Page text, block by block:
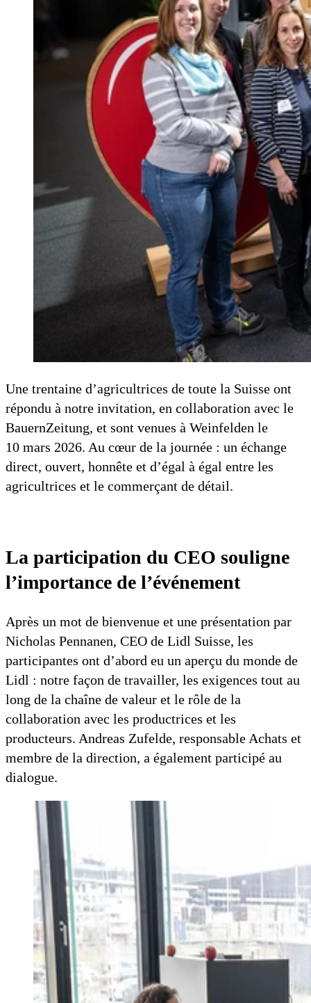
Une trentaine d’agricultrices de toute la Suisse ont
répondu à notre invitation, en collaboration avec le
BauernZeitung, et sont venues à Weinfelden le
10 mars 2026. Au cœur de la journée : un échange
direct, ouvert, honnête et d’égal à égal entre les
agricultrices et le commerçant de détail.
La participation du CEO souligne
l’importance de l’événement
Après un mot de bienvenue et une présentation par
Nicholas Pennanen, CEO de Lidl Suisse, les
participantes ont d’abord eu un aperçu du monde de
Lidl : notre façon de travailler, les exigences tout au
long de la chaîne de valeur et le rôle de la
collaboration avec les productrices et les
producteurs. Andreas Zufelde, responsable Achats et
membre de la direction, a également participé au
dialogue.